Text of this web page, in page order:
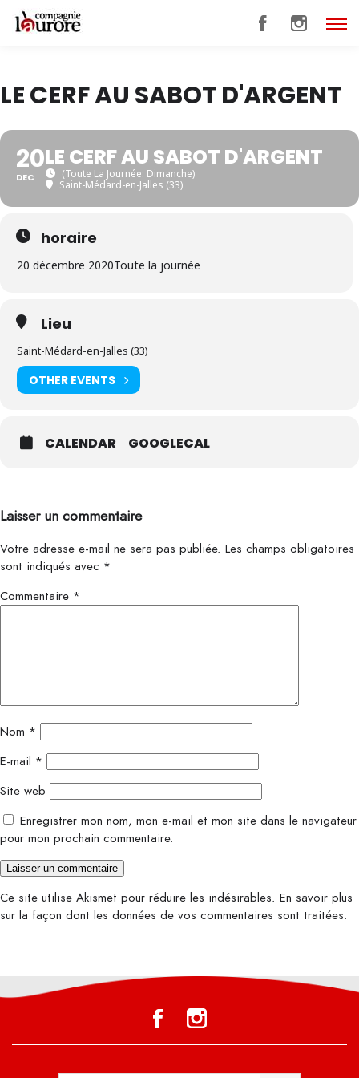
LE CERF AU SABOT D'ARGENT
20
DEC
LE CERF AU SABOT D'ARGENT
(Toute La Journée: Dimanche)
Saint-Médard-en-Jalles (33)
horaire
20 décembre 2020Toute la journée
Lieu
Saint-Médard-en-Jalles (33)
OTHER EVENTS
CALENDAR GOOGLECAL
Laisser un commentaire
Votre adresse e-mail ne sera pas publiée. Les champs obligatoires
sont indiqués avec *
Commentaire *
Nom *
E-mail *
Site web
Enregistrer mon nom, mon e-mail et mon site dans le navigateur
pour mon prochain commentaire.
Ce site utilise Akismet pour réduire les indésirables. En savoir plus
sur la façon dont les données de vos commentaires sont traitées.